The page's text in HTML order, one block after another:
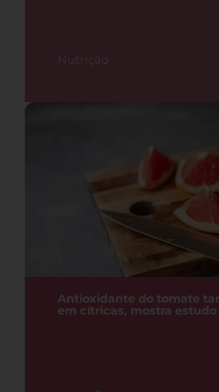
Nutrição
Antioxidante do tomate
em cítricas, mostra estudo